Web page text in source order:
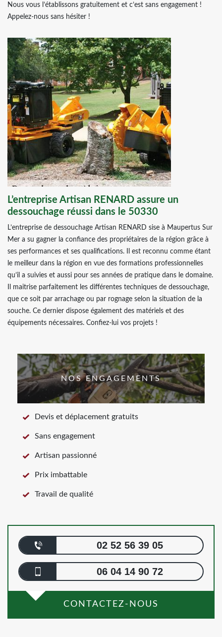
Nous vous l’établissons gratuitement et c’est sans engagement !
Appelez-nous sans hésiter !
L’entreprise Artisan RENARD assure un
dessouchage réussi dans le 50330
L’entreprise de dessouchage Artisan RENARD sise à Maupertus Sur
Mer a su gagner la confiance des propriétaires de la région grâce à
ses performances et ses qualifications. Il est reconnu comme étant
le meilleur dans la région en vue des formations professionnelles
qu’il a suivies et aussi pour ses années de pratique dans le domaine.
Il maitrise parfaitement les différentes techniques de dessouchage,
que ce soit par arrachage ou par rognage selon la situation de la
souche. Ce dernier dispose également des matériels et des
équipements nécessaires. Confiez-lui vos projets !
NOS ENGAGEMENTS
Devis et déplacement gratuits
Sans engagement
Artisan passionné
Prix imbattable
Travail de qualité
02 52 56 39 05
06 04 14 90 72
CONTACTEZ-NOUS